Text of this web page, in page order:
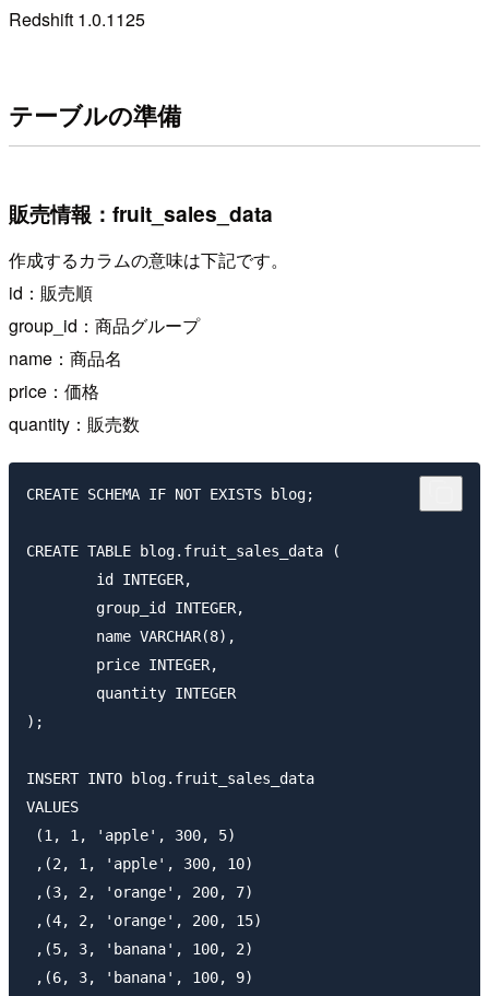
Redshift 1.0.1125
テーブルの準備
販売情報：fruit_sales_data
作成するカラムの意味は下記です。
id：販売順
group_id：商品グループ
name：商品名
price：価格
quantity：販売数
CREATE SCHEMA IF NOT EXISTS blog;
CREATE TABLE blog.fruit_sales_data (
);
INSERT INTO blog.fruit_sales_data
VALUES
(1, 1, 'apple', 300, 5)
,(2, 1, 'apple', 300, 10)
,(3, 2, 'orange', 200, 7)
,(4, 2, 'orange', 200, 15)
,(5, 3, 'banana', 100, 2)
,(6, 3, 'banana', 100, 9)